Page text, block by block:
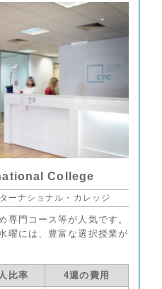
College
ーナショナル・カレッジ
専門コース等が人気です。
曜には、豊富な選択授業が
比率 4週の費用